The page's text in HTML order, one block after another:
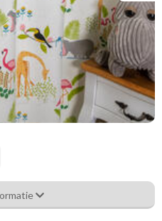
gordijnstof